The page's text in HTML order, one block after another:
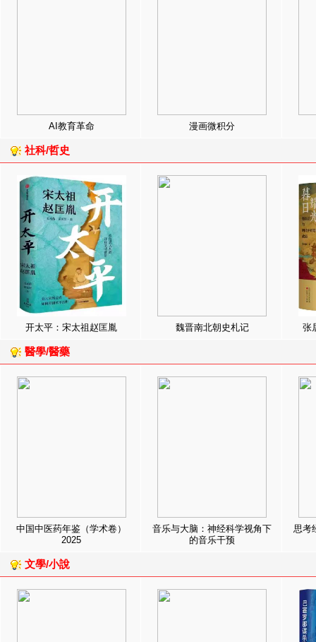
AI教育革命 漫画微积分
社科/哲史
开太平：宋太祖赵匡胤 魏晋南北朝史札记 张
醫學/醫藥
中国中医药年鉴（学术卷）
2025
音乐与大脑：神经科学视角下
的音乐干预
思考
文學/小說